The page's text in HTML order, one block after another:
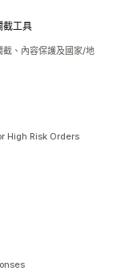
截工具
、內容保護及國家/地
High Risk Orders